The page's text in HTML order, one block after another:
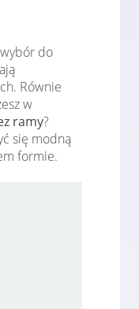
do
Równie
w
ramy?
się modną
formie.